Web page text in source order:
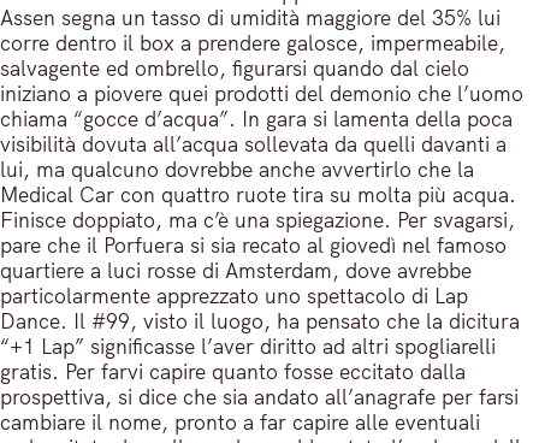
Assen segna un tasso di umidità maggiore del 35% lui
corre dentro il box a prendere galosce, impermeabile,
salvagente ed ombrello, figurarsi quando dal cielo
iniziano a piovere quei prodotti del demonio che l’uomo
chiama “gocce d’acqua”. In gara si lamenta della poca
visibilità dovuta all’acqua sollevata da quelli davanti a
lui, ma qualcuno dovrebbe anche avvertirlo che la
Medical Car con quattro ruote tira su molta più acqua.
Finisce doppiato, ma c’è una spiegazione. Per svagarsi,
pare che il Porfuera si sia recato al giovedì nel famoso
quartiere a luci rosse di Amsterdam, dove avrebbe
particolarmente apprezzato uno spettacolo di Lap
Dance. Il #99, visto il luogo, ha pensato che la dicitura
“+1 Lap” significasse l’aver diritto ad altri spogliarelli
gratis. Per farvi capire quanto fosse eccitato dalla
prospettiva, si dice che sia andato all’anagrafe per farsi
cambiare il nome, pronto a far capire alle eventuali